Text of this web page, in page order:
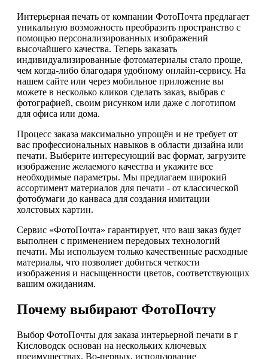
Интерьерная печать от компании ФотоПочта предлагает
уникальную возможность преобразить пространство с
помощью персонализированных изображений
высочайшего качества. Теперь заказать
индивидуализированные фотоматериалы стало проще,
чем когда-либо благодаря удобному онлайн-сервису. На
нашем сайте или через мобильное приложение вы
можете в несколько кликов сделать заказ, выбрав с
фотографией, своим рисунком или даже с логотипом
для офиса или дома.
Процесс заказа максимально упрощён и не требует от
вас профессиональных навыков в области дизайна или
печати. Выберите интересующий вас формат, загрузите
изображение желаемого качества и укажите все
необходимые параметры. Мы предлагаем широкий
ассортимент материалов для печати - от классической
фотобумаги до канваса для создания имитации
холстовых картин.
Сервис «ФотоПочта» гарантирует, что ваш заказ будет
выполнен с применением передовых технологий
печати. Мы используем только качественные расходные
материалы, что позволяет добиться четкости
изображения и насыщенности цветов, соответствующих
вашим ожиданиям.
Почему выбирают ФотоПочту
Выбор ФотоПочты для заказа интерьерной печати в г
Кисловодск основан на нескольких ключевых
преимуществах. Во-первых, использование